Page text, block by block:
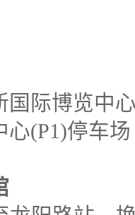
国际博览中
心(P1)停车场